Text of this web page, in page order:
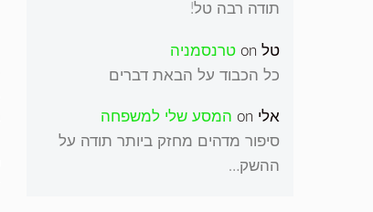
תודה רבה טל!
טל on טרנסמניה
כל הכבוד על הבאת דברים
אלי on המסע שלי למשפחה
סיפור מדהים מחזק ביותר תודה על
ההשק…